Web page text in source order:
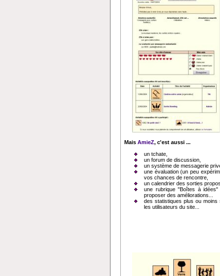
Mais AmieZ, c'est aussi ...
un tchate,
un forum de discussion,
un système de messagerie
une évaluation (un peu
vos chances de rencontre,
un calendrier des sorties
une rubrique "Boîtes à idées"
proposer des améliorations...
des statistiques plus ou moins
les utilisateurs du site...